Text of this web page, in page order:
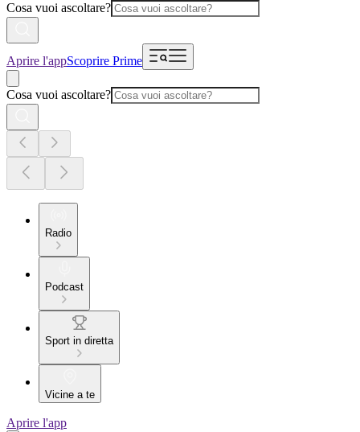
Cosa vuoi ascoltare?
Aprire l'appScoprire Prime
Cosa vuoi ascoltare?
Radio
Podcast
Sport in diretta
Vicine a te
Aprire l'app